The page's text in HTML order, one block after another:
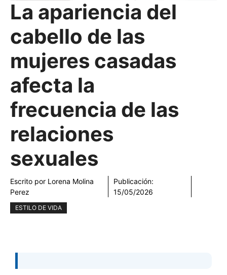
La apariencia del
cabello de las
mujeres casadas
afecta la
frecuencia de las
relaciones
sexuales
Escrito por Lorena Molina
Perez
Publicación:
15/05/2026
ESTILO DE VIDA